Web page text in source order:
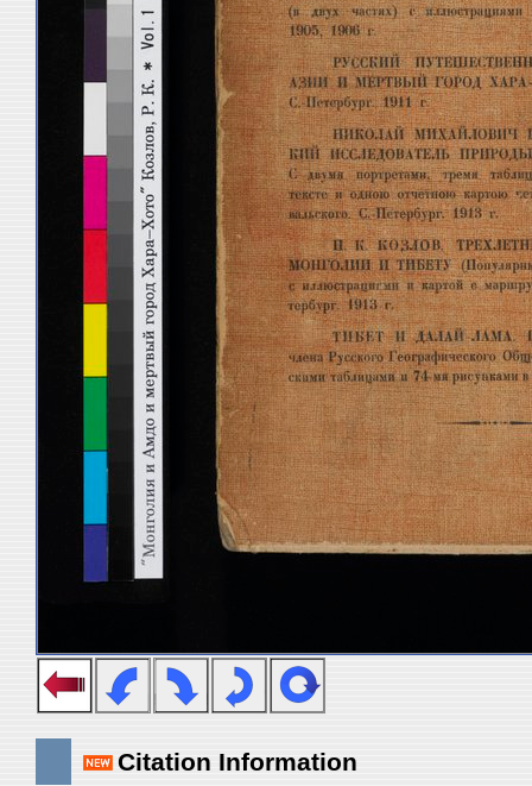
Citation Information